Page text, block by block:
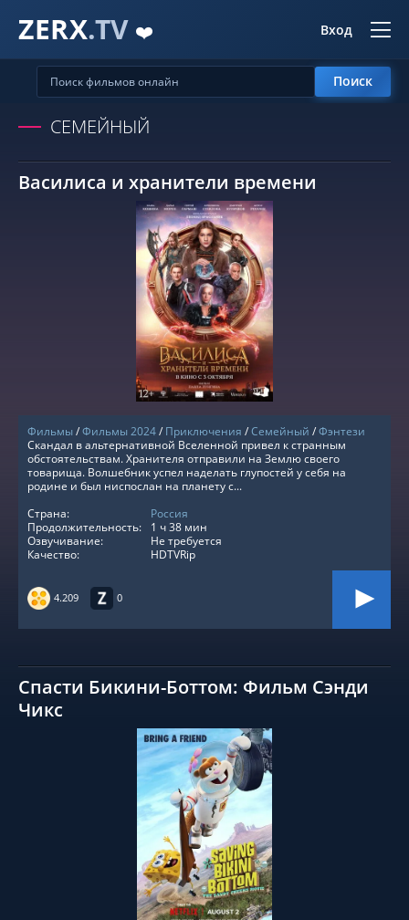
ZERX.TV ❤️ Вход
Поиск
СЕМЕЙНЫЙ
Василиса и хранители времени
СМОТРЕТЬ ОНЛАЙН
Фильмы/Фильмы 2024/ Приключения /Семейный /Фэнтези
4.209 0
Скандал в альтернативной Вселенной привел к странным
обстоятельствам. Хранителя отправили на Землю своего
товарища. Волшебник успел наделать глупостей у себя на
родине и был ниспослан на планету с...
Страна:
Россия
Продолжительность:
1 ч 38 мин
Озвучивание:
Не требуется
Качество:
HDTVRip
Спасти Бикини-Боттом: Фильм Сэнди
Чикс
СМОТРЕТЬ ОНЛАЙН